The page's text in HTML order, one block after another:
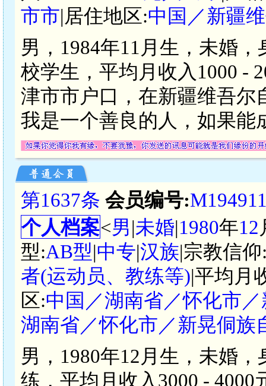
市市|居住地区:中国／新疆
男，1984年11月生，未婚
校学生，平均月收入1000 -
津市市户口，在新疆维吾尔
我是一个善良的人，如果能
第1637条 会员编号:
个人档案<男|未婚|1980年12
型:AB型|中专|汉族|宗教信仰
者(运动员、教练等)|平均月
区:中国／湖南省／怀化市
湖南省／怀化市／新晃侗族
男，1980年12月生，未婚
练，平均月收入3000 -